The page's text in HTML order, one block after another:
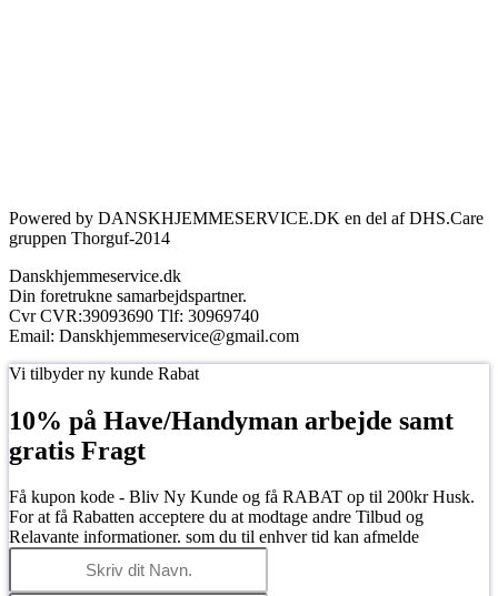
Powered by DANSKHJEMMESERVICE.DK en del af DHS.Care
gruppen Thorguf-2014
Danskhjemmeservice.dk
Din foretrukne samarbejdspartner.
Cvr CVR:39093690 Tlf: 30969740
Email: Danskhjemmeservice@gmail.com
Go
Top
Vi tilbyder ny kunde Rabat
10% på Have/Handyman arbejde samt
gratis Fragt
Få kupon kode - Bliv Ny Kunde og få RABAT op til 200kr Husk.
For at få Rabatten acceptere du at modtage andre Tilbud og
Relavante informationer. som du til enhver tid kan afmelde